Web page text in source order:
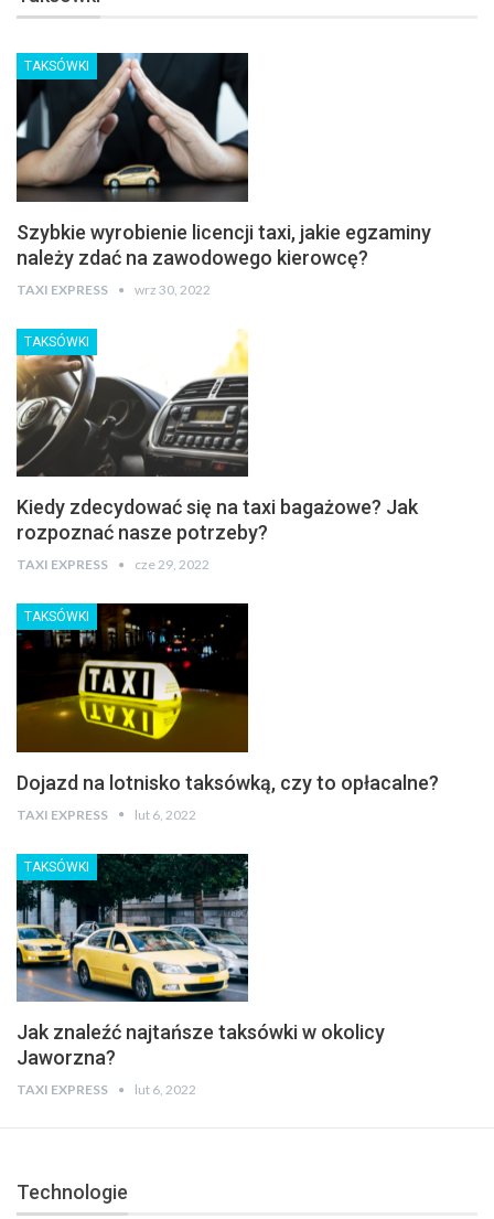
TAKSÓWKI
Szybkie wyrobienie licencji taxi, jakie egzaminy
należy zdać na zawodowego kierowcę?
TAXI EXPRESS wrz 30, 2022
TAKSÓWKI
Kiedy zdecydować się na taxi bagażowe? Jak
rozpoznać nasze potrzeby?
TAXI EXPRESS cze 29, 2022
TAKSÓWKI
Dojazd na lotnisko taksówką, czy to opłacalne?
TAXI EXPRESS lut 6, 2022
TAKSÓWKI
Jak znaleźć najtańsze taksówki w okolicy
Jaworzna?
TAXI EXPRESS lut 6, 2022
Technologie